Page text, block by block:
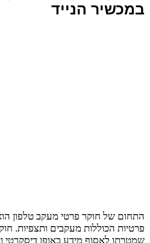
במכשיר הנייד
התחום של חוקר פרטי מעקב טלפון
פרטיות הכוללות מעקבים ותצפיות.
שמטרתו לאסוף מידע באופן דיסקרטי